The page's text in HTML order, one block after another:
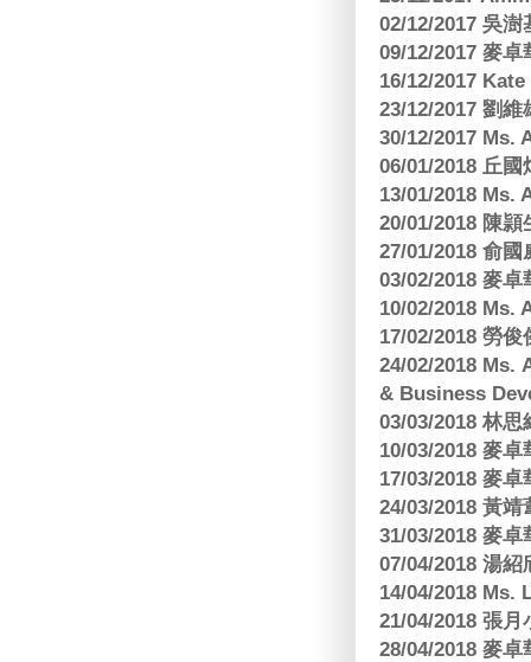
02/12/2017 吳
09/12/2017 麥
16/12/2017
23/12/2017 劉
30/12/2017 Ms.
06/01/2018 丘
13/01/2018 Ms.
20/01/2018 陳
27/01/2018 俞
03/02/2018 麥
10/02/2018 Ms.
17/02/2018 勞
24/02/2018 Ms.
& Business
03/03/2018 林
10/03/2018 麥
17/03/2018 麥
24/03/2018 黃
31/03/2018 麥
07/04/2018 湯
14/04/2018
21/04/2018 張
28/04/2018 麥